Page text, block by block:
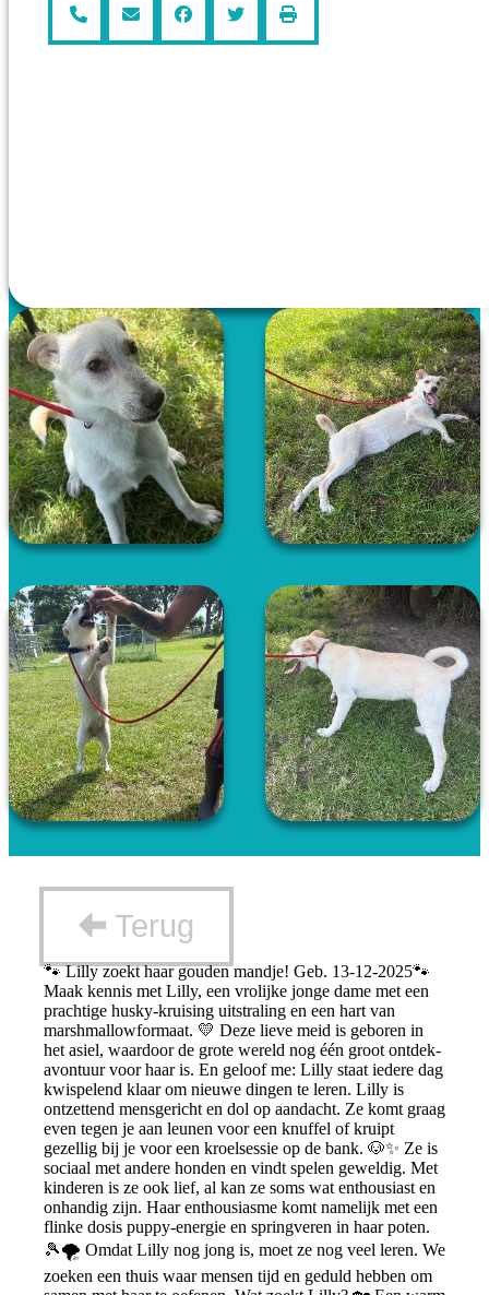
Terug
🐾 Lilly zoekt haar gouden mandje! Geb. 13-12-2025🐾
Maak kennis met Lilly, een vrolijke jonge dame met een
prachtige husky-kruising uitstraling en een hart van
marshmallowformaat. 💛 Deze lieve meid is geboren in
het asiel, waardoor de grote wereld nog één groot ontdek-
avontuur voor haar is. En geloof me: Lilly staat iedere dag
kwispelend klaar om nieuwe dingen te leren. Lilly is
ontzettend mensgericht en dol op aandacht. Ze komt graag
even tegen je aan leunen voor een knuffel of kruipt
gezellig bij je voor een kroelsessie op de bank. 🐶✨ Ze is
sociaal met andere honden en vindt spelen geweldig. Met
kinderen is ze ook lief, al kan ze soms wat enthousiast en
onhandig zijn. Haar enthousiasme komt namelijk met een
flinke dosis puppy-energie en springveren in haar poten.
🎾🌪️ Omdat Lilly nog jong is, moet ze nog veel leren. We
zoeken een thuis waar mensen tijd en geduld hebben om